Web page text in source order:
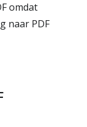
omdat
naar PDF